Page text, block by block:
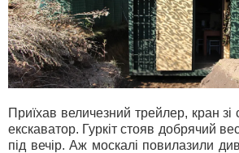
Приїхав величезний трейлер, кран зі
екскаватор. Гуркіт стояв добрячий
під вечір. Аж москалі повилазили